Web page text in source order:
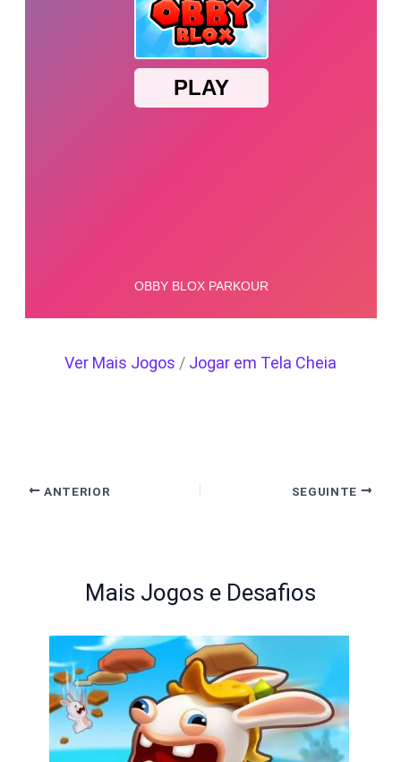
Ver Mais Jogos / Jogar em Tela Cheia
ANTERIOR SEGUINTE
Mais Jogos e Desafios